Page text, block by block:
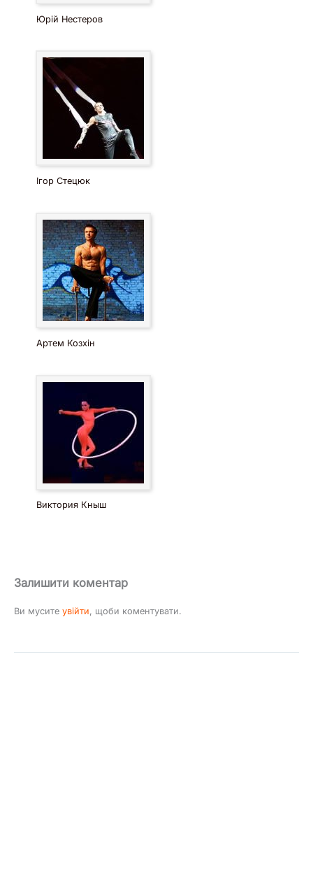
Юрій Нестеров
Ігор Стецюк
Артем Козхін
Виктория Кныш
Залишити коментар
Ви мусите увійти, щоби коментувати.